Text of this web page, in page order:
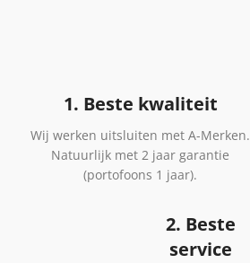
1. Beste kwaliteit
Wij werken uitsluiten met A-Merken.
Natuurlijk met 2 jaar garantie
(portofoons 1 jaar).
2. Beste
service